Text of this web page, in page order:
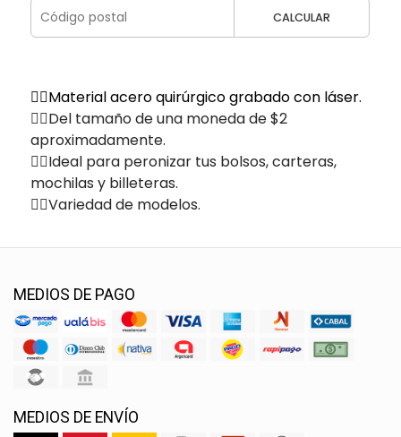
CALCULAR
✌🏽Material acero quirúrgico grabado con láser.
✌🏽Del tamaño de una moneda de $2
aproximadamente.
✌🏽Ideal para peronizar tus bolsos, carteras,
mochilas y billeteras.
✌🏽Variedad de modelos.
MEDIOS DE PAGO
MEDIOS DE ENVÍO